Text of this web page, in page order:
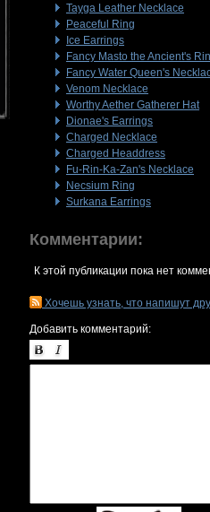
Tayga Leather Necklace
Peaceful Ring
Ice Earrings
Fancy Masto the Ancient's
Fancy Water Queen's
Venom Necklace
Worthy Aether Gatherer Hat
Dionae's Earrings
Charged Necklace
Charged Headdress
Fu-Rin-Ka-Zan's Necklace
Necsium Ring
Surkana Earrings
Комментарии:
К этой публикации пока нет
Хочешь узнать, что напишут
Добавить комментарий: